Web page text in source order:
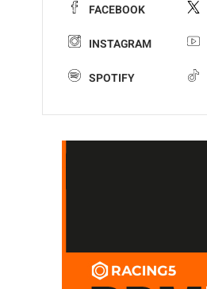
FACEBOOK
INSTAGRAM
SPOTIFY